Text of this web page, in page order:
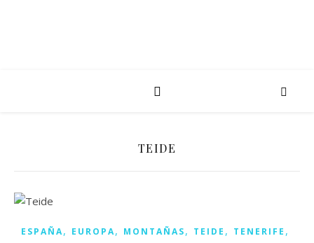
TEIDE
ESPAÑA, EUROPA, MONTAÑAS, TEIDE , TENERIFE ,